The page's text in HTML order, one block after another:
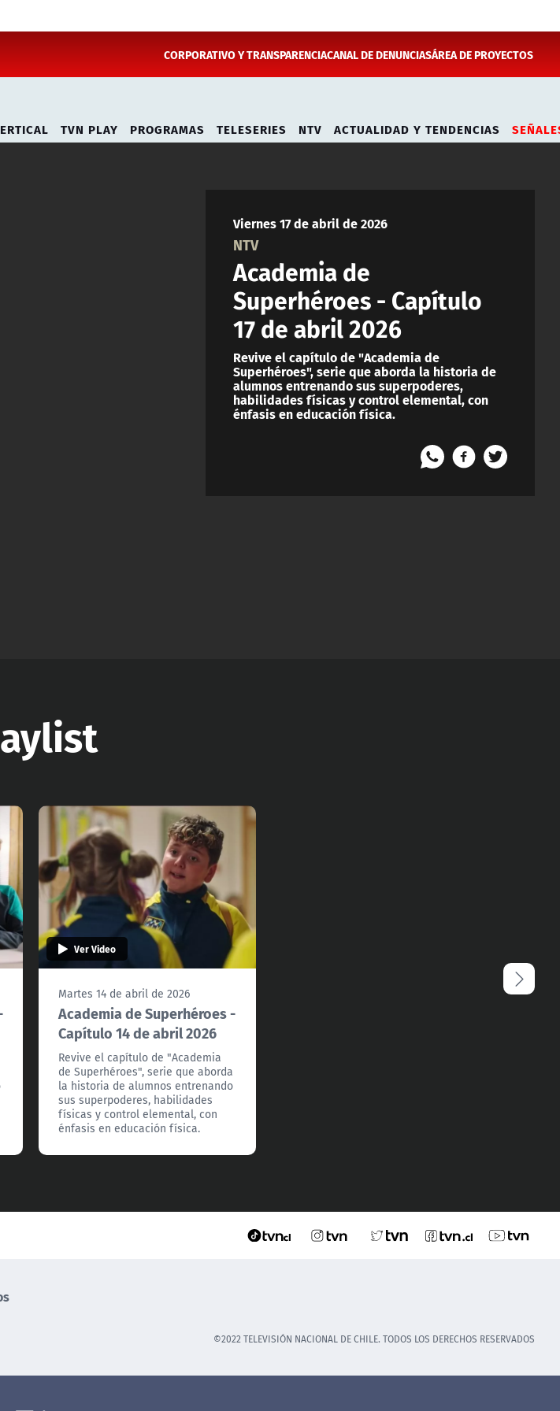
CORPORATIVO Y TRANSPARENCIACANAL DE DENUNCIASÁREA DE PROYECTOS
TVN PLAY PROGRAMAS TELESERIES NTV ACTUALIDAD Y TENDENCIAS
Viernes 17 de abril de 2026
NTV
Academia de
Superhéroes - Capítulo
17 de abril 2026
Revive el capítulo de "Academia de
Superhéroes", serie que aborda la historia de
alumnos entrenando sus superpoderes,
habilidades físicas y control elemental, con
énfasis en educación física.
Ver Video
Martes 14 de abril de 2026
Academia de Superhéroes -
Capítulo 14 de abril 2026
Revive el capítulo de "Academia
de Superhéroes", serie que aborda
la historia de alumnos entrenando
sus superpoderes, habilidades
físicas y control elemental, con
énfasis en educación física.
©2022 TELEVISIÓN NACIONAL DE CHILE. TODOS LOS DERECHOS RESERVADOS